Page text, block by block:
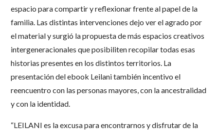
espacio para compartir y reflexionar frente al papel de la
familia. Las distintas intervenciones dejo ver el agrado por
el material y surgió la propuesta de más espacios creativos
intergeneracionales que posibiliten recopilar todas esas
historias presentes en los distintos territorios. La
presentación del ebook Leilani también incentivo el
reencuentro con las personas mayores, con la ancestralidad
y con la identidad.
“LEILANI es la excusa para encontrarnos y disfrutar de la